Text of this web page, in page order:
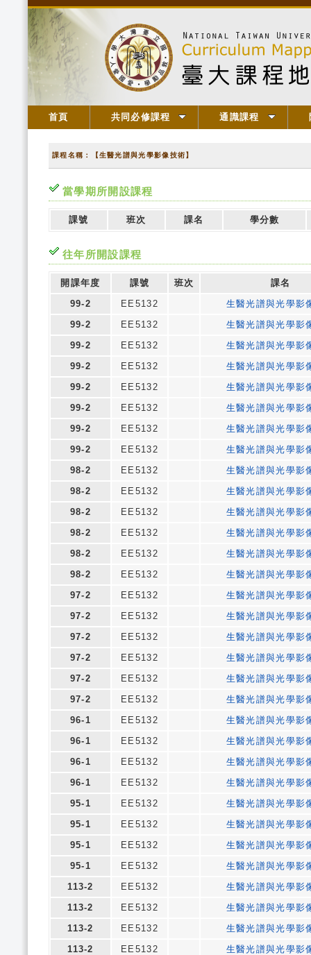
首頁 共同必修課程 通識課程
課程名稱：【生醫光譜與光學影像技術】
當學期所開設課程
課號 班次 課名 學分數
往年所開設課程
開課年度 課號 班次
課名
99-2
EE5132
生醫光譜與光學影
99-2
EE5132
生醫光譜與光學影
99-2
EE5132
生醫光譜與光學影
99-2
EE5132
生醫光譜與光學影
99-2
EE5132
生醫光譜與光學影
99-2
EE5132
生醫光譜與光學影
99-2
EE5132
生醫光譜與光學影
99-2
EE5132
生醫光譜與光學影
98-2
EE5132
生醫光譜與光學影
98-2
EE5132
生醫光譜與光學影
98-2
EE5132
生醫光譜與光學影
98-2
EE5132
生醫光譜與光學影
98-2
EE5132
生醫光譜與光學影
98-2
EE5132
生醫光譜與光學影
97-2
EE5132
生醫光譜與光學影
97-2
EE5132
生醫光譜與光學影
97-2
EE5132
生醫光譜與光學影
97-2
EE5132
生醫光譜與光學影
97-2
EE5132
生醫光譜與光學影
97-2
EE5132
生醫光譜與光學影
96-1
EE5132
生醫光譜與光學影
96-1
EE5132
生醫光譜與光學影
96-1
EE5132
生醫光譜與光學影
96-1
EE5132
生醫光譜與光學影
95-1
EE5132
生醫光譜與光學影
95-1
EE5132
生醫光譜與光學影
95-1
EE5132
生醫光譜與光學影
95-1
EE5132
生醫光譜與光學影
113-2
EE5132
生醫光譜與光學影
113-2
EE5132
生醫光譜與光學影
113-2
EE5132
生醫光譜與光學影
113-2
EE5132
生醫光譜與光學影